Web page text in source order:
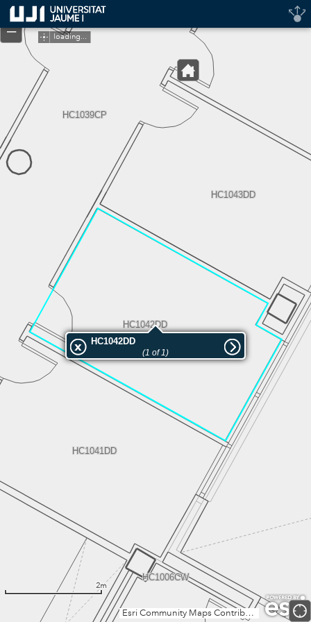
HC1041DD
HC1042DD
HC1043DD
HC1039CP
HC1006CW
Esri Community Maps Contributors, Institut Cartogràfic Valencià, Dirección General de Catastro, Instituto Geográfico Nacional, Esri, TomTom, Garmin, GeoTechnologies, Inc, METI/NASA, USGS
HC1042DD
(1 of 1)
2m
loading...
+
–